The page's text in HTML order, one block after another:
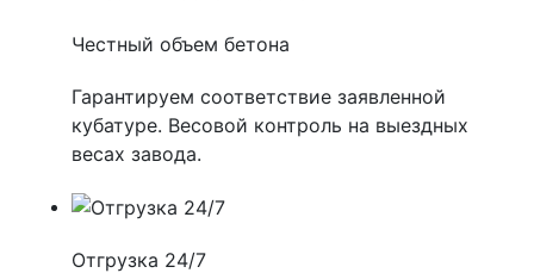
Честный объем бетона
Гарантируем соответствие заявленной
кубатуре. Весовой контроль на выездных
весах завода.
Отгрузка 24/7